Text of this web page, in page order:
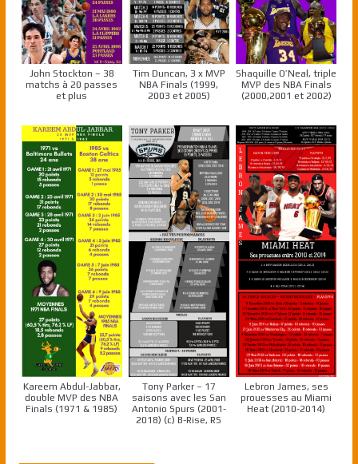
John Stockton – 38
matchs à 20 passes
et plus
Tim Duncan, 3 x MVP
NBA Finals (1999,
2003 et 2005)
Shaquille O’Neal, triple
MVP des NBA Finals
(2000,2001 et 2002)
Kareem Abdul-Jabbar,
double MVP des NBA
Finals (1971 & 1985)
Tony Parker – 17
saisons avec les San
Antonio Spurs (2001-
2018) (c) B-Rise, RS
Lebron James, ses
prouesses au Miami
Heat (2010-2014)